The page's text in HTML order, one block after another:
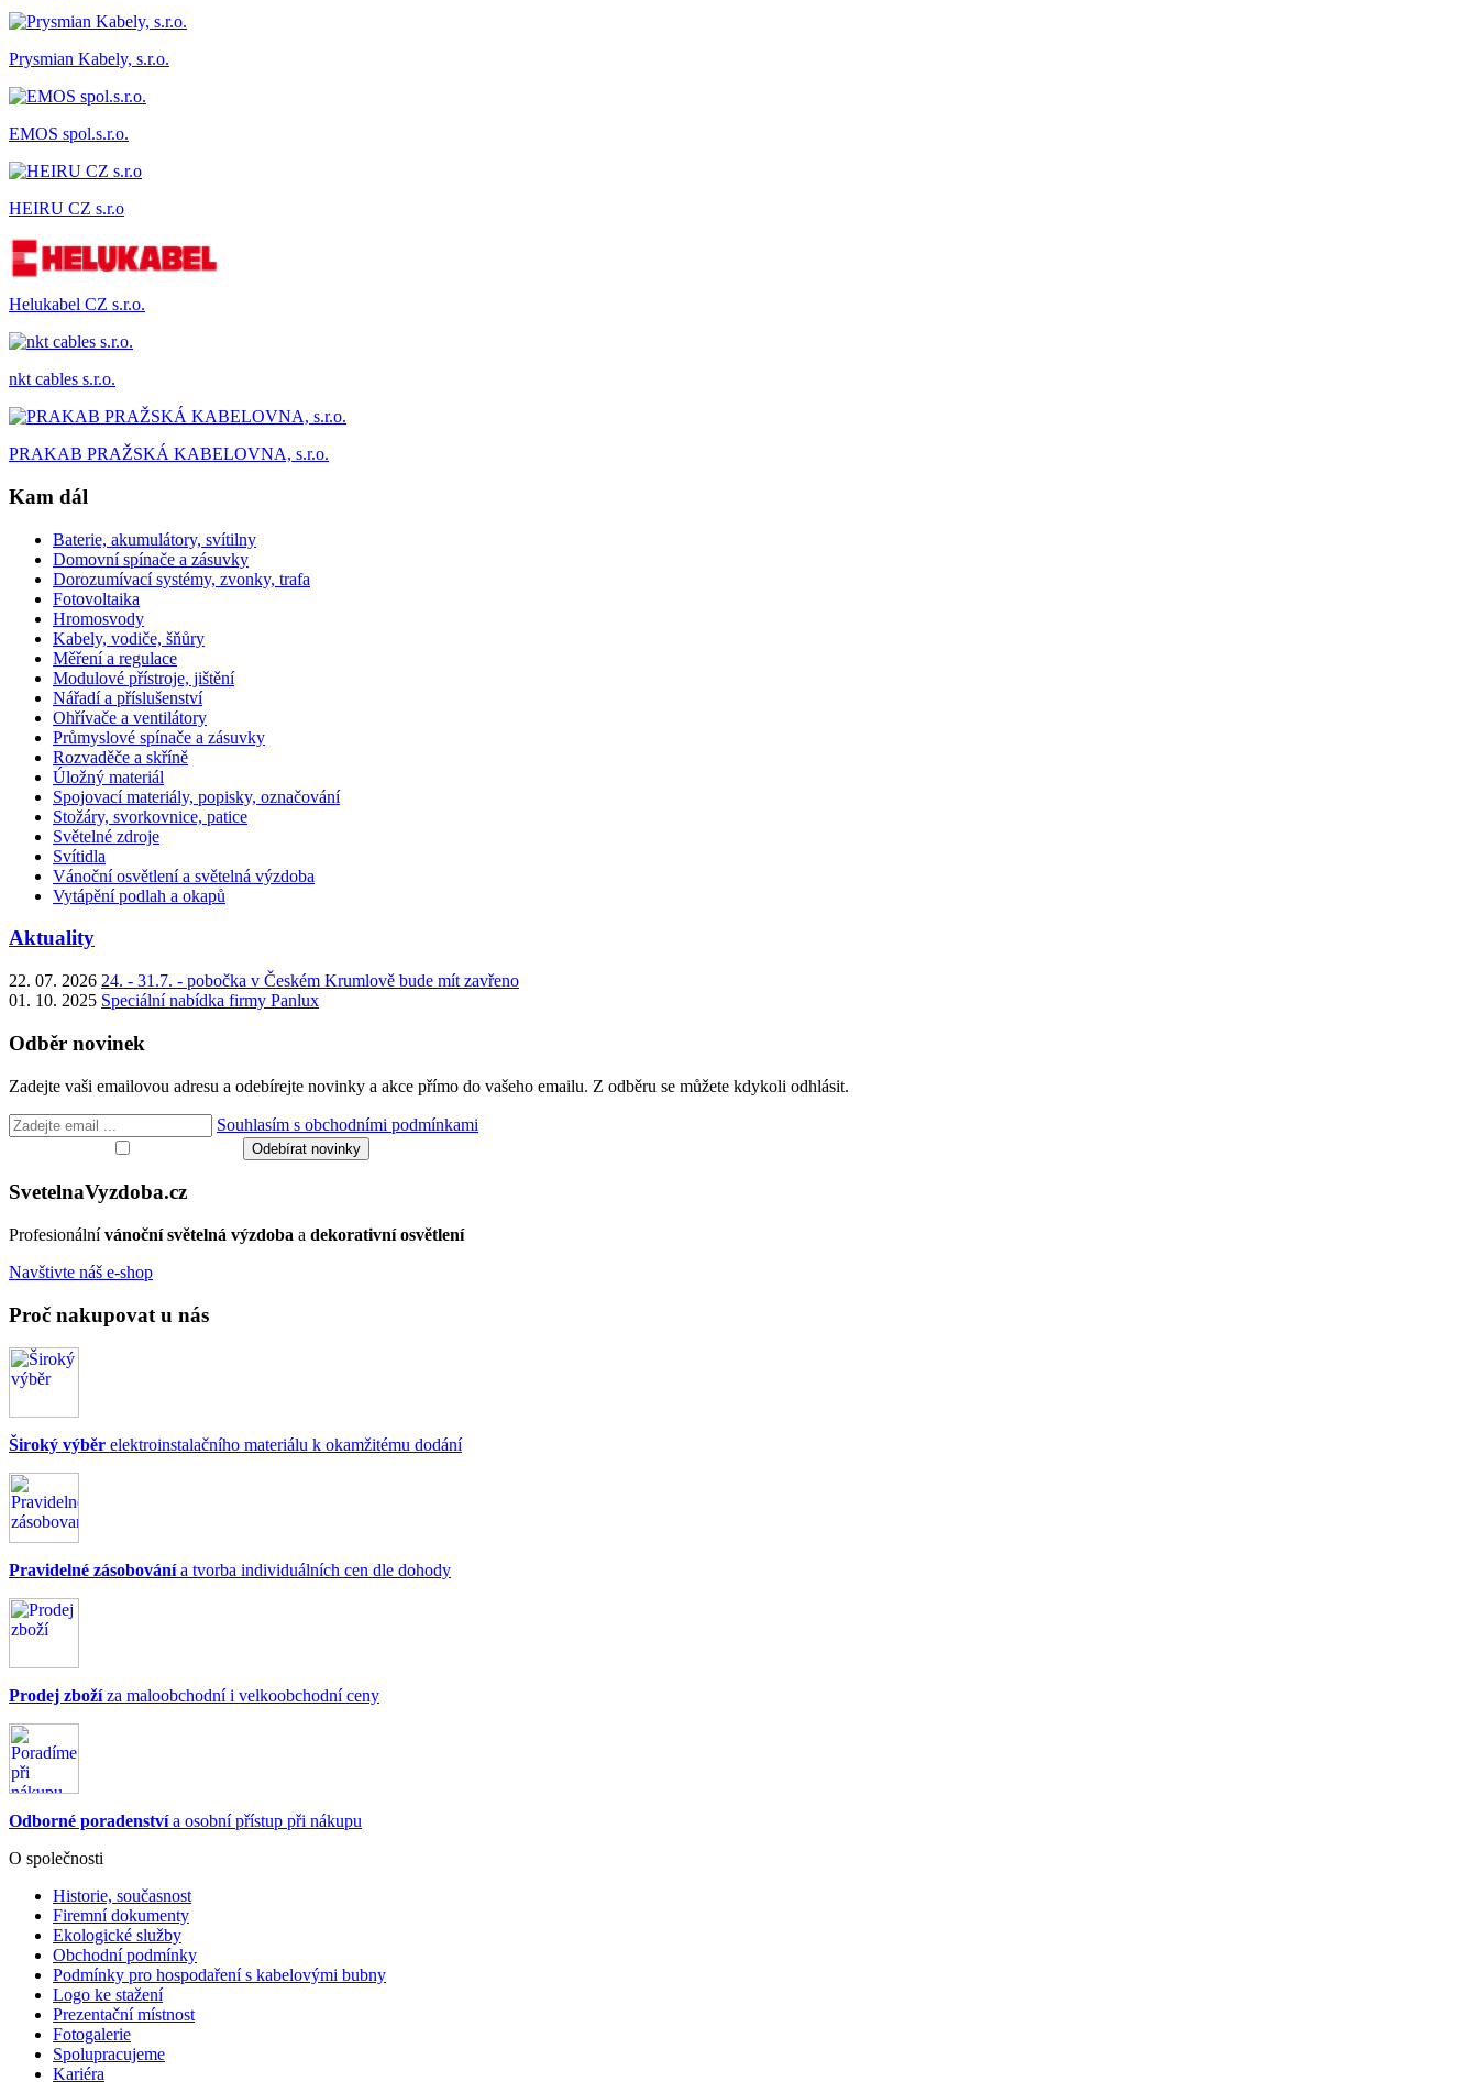
Prysmian Kabely, s.r.o.
EMOS spol.s.r.o.
HEIRU CZ s.r.o
Helukabel CZ s.r.o.
nkt cables s.r.o.
PRAKAB PRAŽSKÁ KABELOVNA, s.r.o.
Kam dál
Baterie, akumulátory, svítilny
Domovní spínače a zásuvky
Dorozumívací systémy, zvonky, trafa
Fotovoltaika
Hromosvody
Kabely, vodiče, šňůry
Měření a regulace
Modulové přístroje, jištění
Nářadí a příslušenství
Ohřívače a ventilátory
Průmyslové spínače a zásuvky
Rozvaděče a skříně
Úložný materiál
Spojovací materiály, popisky, označování
Stožáry, svorkovnice, patice
Světelné zdroje
Svítidla
Vánoční osvětlení a světelná výzdoba
Vytápění podlah a okapů
Aktuality
22. 07. 2026 24. - 31.7. - pobočka v Českém Krumlově bude mít zavřeno
01. 10. 2025 Speciální nabídka firmy Panlux
Odběr novinek
Zadejte vaši emailovou adresu a odebírejte novinky a akce přímo do vašeho emailu. Z odběru se můžete kdykoli odhlásit.
Souhlasím s obchodními podmínkami
SvetelnaVyzdoba.cz
Profesionálnívánoční světelná výzdoba a dekorativní osvětlení
Navštivte náš e-shop
Proč nakupovat u nás
Široký výběr elektroinstalačního materiálu k okamžitému dodání
Pravidelné zásobovánía tvorba individuálních cen dle dohody
Prodej zbožíza maloobchodní i velkoobchodní ceny
Odborné poradenstvía osobní přístup při nákupu
O společnosti
Historie, současnost
Firemní dokumenty
Ekologické služby
Obchodní podmínky
Podmínky pro hospodaření s kabelovými bubny
Logo ke stažení
Prezentační místnost
Fotogalerie
Spolupracujeme
Kariéra